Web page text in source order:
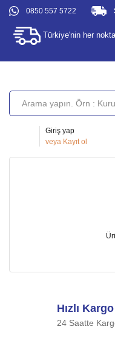
0850 557 5722
Türkiye'nin her
Giriş yap
veya Kayıt ol
Hızlı Kargo
24 Saatte